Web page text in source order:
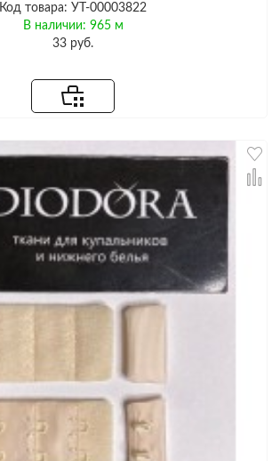
Код товара: УТ-00003822
В наличии: 965 м
33 руб.